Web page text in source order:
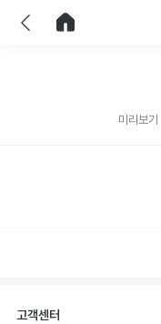
미리보기
고객센터